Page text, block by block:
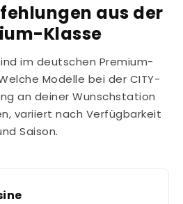
aus der
Klasse
im deutschen Premium-
Modelle bei der CITY-
an deiner Wunschstation
variiert nach Verfügbarkeit
Saison.